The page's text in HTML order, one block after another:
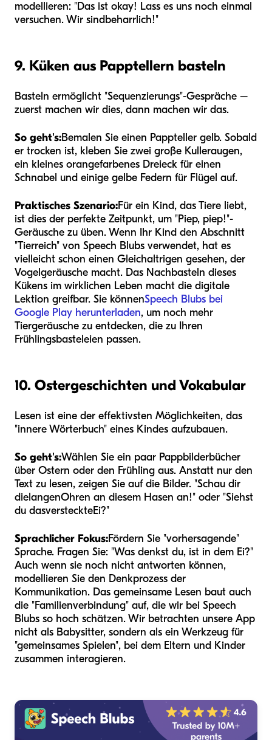
modellieren: "Das ist okay! Lass es uns noch einmal
versuchen. Wir sindbeharrlich!"
9. Küken aus Papptellern basteln
Basteln ermöglicht "Sequenzierungs"-Gespräche –
zuerst machen wir dies, dann machen wir das.
So geht's:Bemalen Sie einen Pappteller gelb. Sobald
er trocken ist, kleben Sie zwei große Kulleraugen,
ein kleines orangefarbenes Dreieck für einen
Schnabel und einige gelbe Federn für Flügel auf.
Praktisches Szenario:Für ein Kind, das Tiere liebt,
ist dies der perfekte Zeitpunkt, um "Piep, piep!"-
Geräusche zu üben. Wenn Ihr Kind den Abschnitt
"Tierreich" von Speech Blubs verwendet, hat es
vielleicht schon einen Gleichaltrigen gesehen, der
Vogelgeräusche macht. Das Nachbasteln dieses
Kükens im wirklichen Leben macht die digitale
Lektion greifbar. Sie könnenSpeech Blubs bei
Google Play herunterladen, um noch mehr
Tiergeräusche zu entdecken, die zu Ihren
Frühlingsbasteleien passen.
10. Ostergeschichten und Vokabular
Lesen ist eine der effektivsten Möglichkeiten, das
"innere Wörterbuch" eines Kindes aufzubauen.
So geht's:Wählen Sie ein paar Pappbilderbücher
über Ostern oder den Frühling aus. Anstatt nur den
Text zu lesen, zeigen Sie auf die Bilder. "Schau dir
dielangenOhren an diesem Hasen an!" oder "Siehst
du dasversteckteEi?"
Sprachlicher Fokus:Fördern Sie "vorhersagende"
Sprache. Fragen Sie: "Was denkst du, ist in dem Ei?"
Auch wenn sie noch nicht antworten können,
modellieren Sie den Denkprozess der
Kommunikation. Das gemeinsame Lesen baut auch
die "Familienverbindung" auf, die wir bei Speech
Blubs so hoch schätzen. Wir betrachten unsere App
nicht als Babysitter, sondern als ein Werkzeug für
"gemeinsames Spielen", bei dem Eltern und Kinder
zusammen interagieren.